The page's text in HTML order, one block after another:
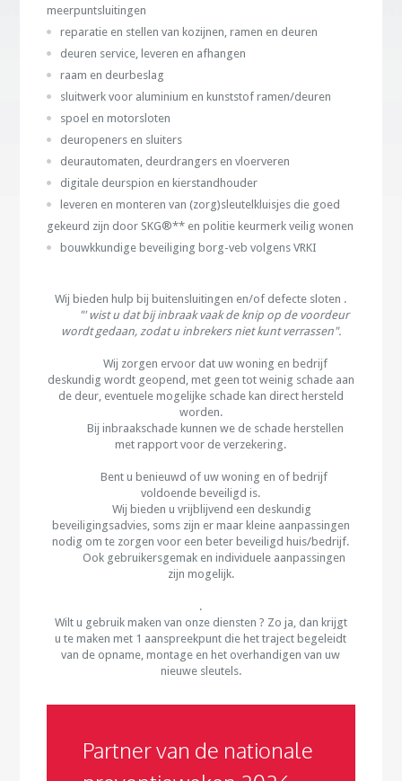
meerpuntsluitingen
reparatie en stellen van kozijnen, ramen en deuren
deuren service, leveren en afhangen
raam en deurbeslag
sluitwerk voor aluminium en kunststof ramen/deuren
spoel en motorsloten
deuropeners en sluiters
deurautomaten, deurdrangers en vloerveren
digitale deurspion en kierstandhouder
leveren en monteren van (zorg)sleutelkluisjes die goed
gekeurd zijn door SKG®** en politie keurmerk veilig wonen
bouwkkundige beveiliging borg-veb volgens VRKI
Wij bieden hulp bij buitensluitingen en/of defecte sloten .
"' wist u dat bij inbraak vaak de knip op de voordeur
wordt gedaan, zodat u inbrekers niet kunt verrassen".
Wij zorgen ervoor dat uw woning en bedrijf
deskundig wordt geopend, met geen tot weinig schade aan
de deur, eventuele mogelijke schade kan direct hersteld
worden.
Bij inbraakschade kunnen we de schade herstellen
met rapport voor de verzekering.
Bent u benieuwd of uw woning en of bedrijf
voldoende beveiligd is.
Wij bieden u vrijblijvend een deskundig
beveiligingsadvies, soms zijn er maar kleine aanpassingen
nodig om te zorgen voor een beter beveiligd huis/bedrijf.
Ook gebruikersgemak en individuele aanpassingen
zijn mogelijk.
.
Wilt u gebruik maken van onze diensten ? Zo ja, dan krijgt
u te maken met 1 aanspreekpunt die het traject begeleidt
van de opname, montage en het overhandigen van uw
nieuwe sleutels.
Partner van de nationale